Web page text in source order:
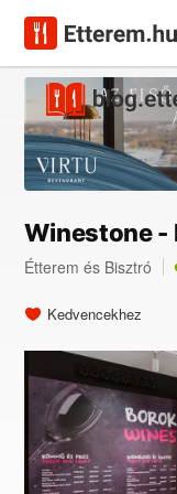
Winestone -
Étterem és Bisztró
Kedvencekhez